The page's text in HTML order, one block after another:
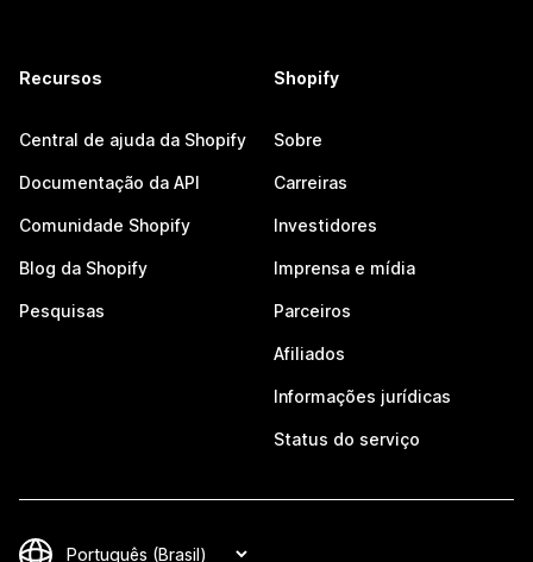
Recursos
Central de ajuda da Shopify
Documentação da API
Comunidade Shopify
Blog da Shopify
Pesquisas
Shopify
Sobre
Carreiras
Investidores
Imprensa e mídia
Parceiros
Afiliados
Informações jurídicas
Status do serviço